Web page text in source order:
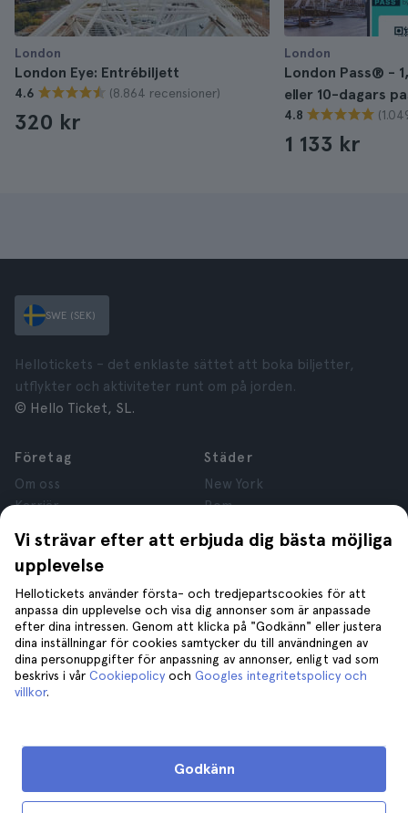
London
London Eye: Entrébiljett
4.6 (8.864 recensioner)
320 kr
London
London Pass® -
eller 10-dagars
4.8
1 133 kr
Vi strävar efter att erbjuda dig bästa möjliga
upplevelse
Hellotickets använder första- och tredjepartscookies för att
anpassa din upplevelse och visa dig annonser som är anpassade
efter dina intressen. Genom att klicka på "Godkänn" eller justera
dina inställningar för cookies samtycker du till användningen av
dina personuppgifter för anpassning av annonser, enligt vad som
beskrivs i vår Cookiepolicy och Googles integritetspolicy och
villkor.
Godkänn
SWE (SEK)
Hellotickets – det enklaste sättet att boka biljetter,
utflykter och aktiviteter runt om på jorden.
© Hello Ticket, SL.
Företag
Om oss
Karriär
Recensioner
Sekretess
Regler och villkor
Juridisk Rådgivning
Cookies
Städer
New York
Rom
London
Kraków
Tenerife
Hjälp
Gå med oss på